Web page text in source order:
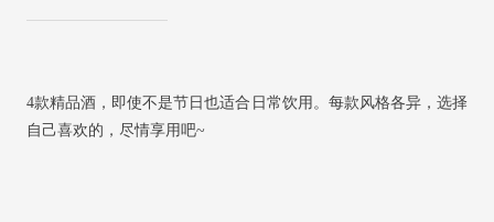
4款精品酒，即使不是节日也适合日常饮用。每款风格各异，选择
自己喜欢的，尽情享用吧~